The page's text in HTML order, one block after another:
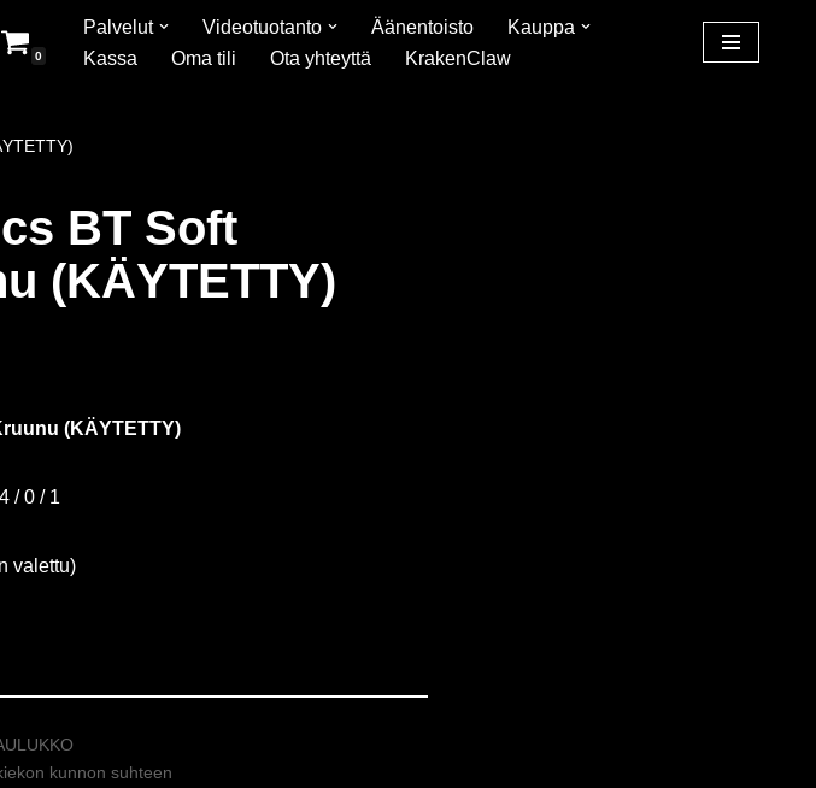
0
Palvelut Videotuotanto Äänentoisto
Kauppa
Kassa
Oma tili Ota yhteyttä KrakenClaw
BT Soft
(KÄYTETTY)
(KÄYTETTY)
/ 0 / 1
valettu)
kunnon suhteen